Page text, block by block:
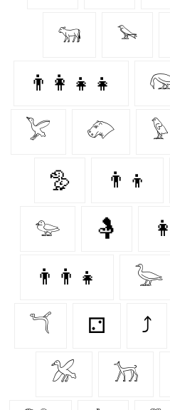
𓃔 𓅩
👨‍👩‍👧‍👧
𓅯 𓄁 𓅱
🦤 👨‍👦
𓅰 🤱 👩‍
👨‍👨‍👧 𓅬
𓆔 ⚁ ⤴
𓅮 𓃡